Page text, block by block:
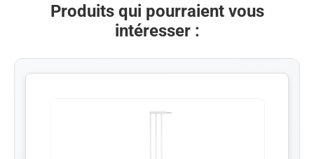
Produits qui pourraient vous
intéresser :